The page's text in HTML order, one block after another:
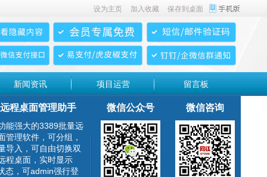
设为主页 加入收藏 保存到桌面
新闻资讯 项目运营 留言板
程桌面管理助手
能强大的3389批量远
管理软件，可分组，
导入，可自由切换双
程桌面，实时显示
态，可admin强行登
微信公众号 微信咨询